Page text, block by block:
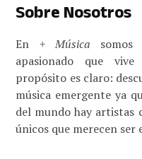
Sobre Nosotros
En + Música somos
apasionado que
propósito es claro:
música emergente ya
del mundo hay artistas
únicos que merecen ser